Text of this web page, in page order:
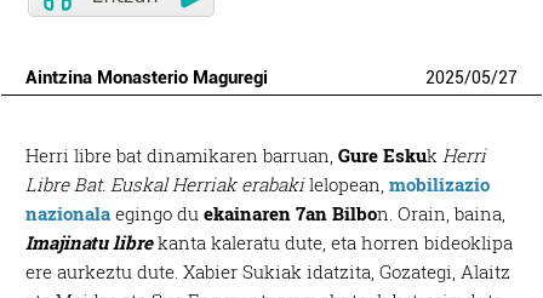
Aintzina Monasterio Maguregi 2025/05/27
Herri libre bat dinamikaren barruan, Gure EskukHerri
Libre Bat. Euskal Herriak erabakilelopean,mobilizazio
nazionala egingo du ekainaren 7an Bilbon. Orain, baina,
Imajinatu librekanta kaleratu dute, eta horren bideoklipa
ere aurkeztu dute. Xabier Sukiak idatzita, Gozategi, Alaitz